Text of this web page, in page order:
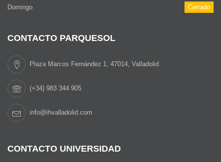
Domingo Cerrado
CONTACTO PARQUESOL
Plaza Marcos Fernández 1, 47014, Valladolid
(+34) 983 344 905
info@ihvalladolid.com
CONTACTO UNIVERSIDAD